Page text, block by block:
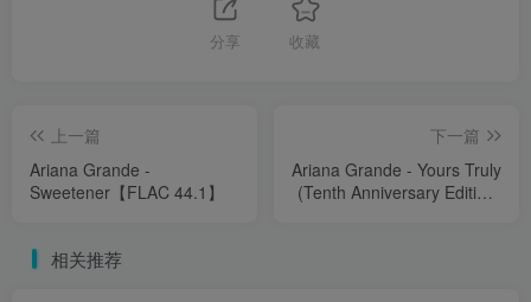
分享 收藏
上一篇
Ariana Grande -
Sweetener【FLAC 44.1】
下一篇
Ariana Grande - Yours Truly
(Tenth Anniversary Edition)
相关推荐